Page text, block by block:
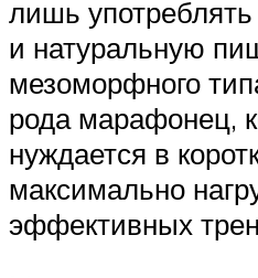
лишь
и натуральную
мезоморфного
рода марафонец,
нуждается в
максимально
эффективных